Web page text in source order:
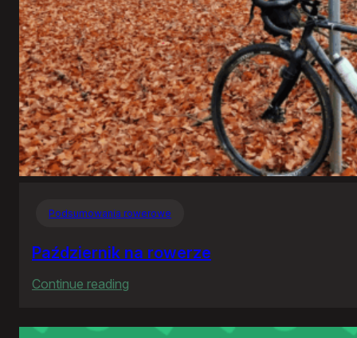
Podsumowania rowerowe
Październik na rowerze
Continue reading
na